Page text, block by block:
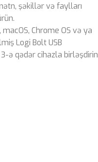
şəkillər və faylları
Chrome OS və ya
Logi Bolt USB
ə qədər cihazla birləşdirin